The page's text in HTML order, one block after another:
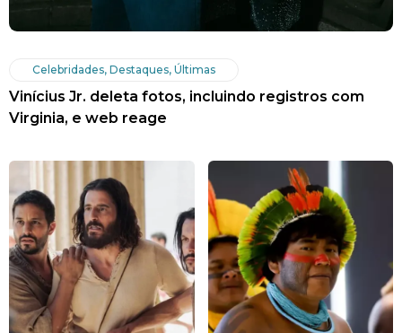
Celebridades, Destaques, Últimas
Vinícius Jr. deleta fotos, incluindo registros com
Virginia, e web reage